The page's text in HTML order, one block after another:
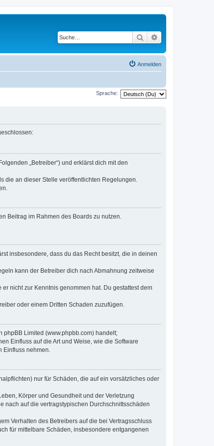
Suche
Anmelden
Sprache:
„Betreiber“) und erklärst dich mit den
die an dieser Stelle veröffentlichten Regelungen.
Beitrag im Rahmen des Boards zu nutzen.
insbesondere, dass du das Recht besitzt, die in deinen
kann der Betreiber dich nach Abmahnung zeitweise
nicht zur Kenntnis genommen hat. Du gestattest dem
oder einem Dritten Schaden zuzufügen.
phpBB Limited (www.phpbb.com) handelt;
Einfluss auf die Art und Weise, wie die Software
Einfluss nehmen.
nur für Schäden, die auf ein vorsätzliches oder
Körper und Gesundheit und der Verletzung
nach auf die vertragstypischen Durchschnittsschäden
Verhalten des Betreibers auf die bei Vertragsschluss
für mittelbare Schäden, insbesondere entgangenen